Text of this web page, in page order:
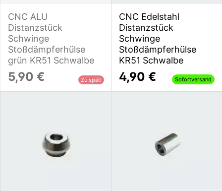
CNC ALU
Distanzstück
Schwinge
Stoßdämpferhülse
grün KR51 Schwalbe
5,90 € Zu spät!
CNC Edelstahl
Distanzstück
Schwinge
Stoßdämpferhülse
KR51 Schwalbe
4,90 € Sofortversand